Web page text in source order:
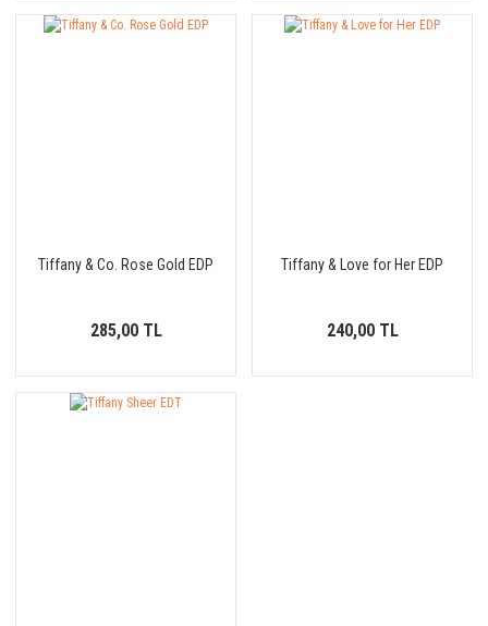
Tiffany & Co. Rose Gold EDP
285,00 TL
Tiffany & Love for Her EDP
240,00 TL